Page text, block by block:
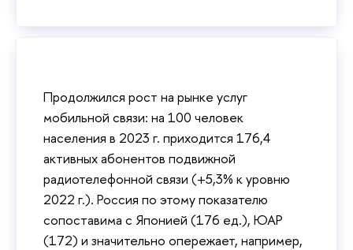
Продолжился рост на рынке услуг
мобильной связи: на 100 человек
населения в 2023 г. приходится 176,4
активных абонентов подвижной
радиотелефонной связи (+5,3% к уровню
2022 г.). Россия по этому показателю
сопоставима с Японией (176 ед.), ЮАР
(172) и значительно опережает, например,